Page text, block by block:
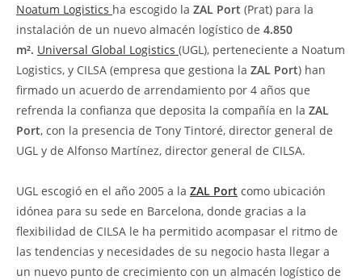
Noatum Logistics ha escogido la ZAL Port (Prat) para la
instalación de un nuevo almacén logístico de 4.850
m². Universal Global Logistics (UGL), perteneciente a Noatum
Logistics, y CILSA (empresa que gestiona la ZAL Port) han
firmado un acuerdo de arrendamiento por 4 años que
refrenda la confianza que deposita la compañía en la ZAL
Port, con la presencia de Tony Tintoré, director general de
UGL y de Alfonso Martínez, director general de CILSA.
UGL escogió en el año 2005 a la ZAL Port como ubicación
idónea para su sede en Barcelona, donde gracias a la
flexibilidad de CILSA le ha permitido acompasar el ritmo de
las tendencias y necesidades de su negocio hasta llegar a
un nuevo punto de crecimiento con un almacén logístico de